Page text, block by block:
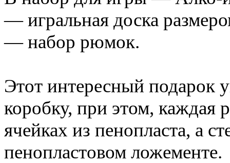
— игральная доска
— набор рюмок.
Этот интересный подарок
коробку, при этом, каждая
ячейках из пенопласта, а
пенопластовом ложементе.